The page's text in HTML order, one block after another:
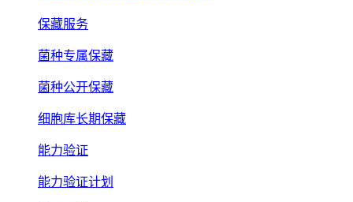
保藏服务
菌种专属保藏
菌种公开保藏
细胞库长期保藏
能力验证
能力验证计划